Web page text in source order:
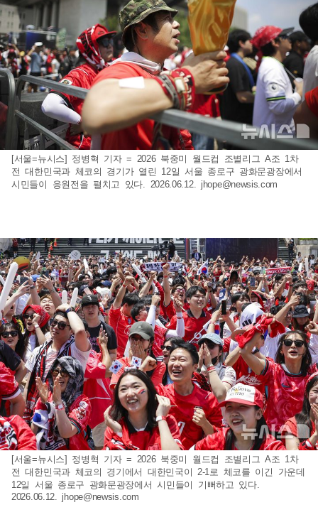
[서울=뉴시스] 정병혁 기자 = 2026 북중미 월드컵 조별리그 A조 1차
전 대한민국과 체코의 경기가 열린 12일 서울 종로구 광화문광장에서
시민들이 응원전을 펼치고 있다. 2026.06.12. jhope@newsis.com
[서울=뉴시스] 정병혁 기자 = 2026 북중미 월드컵 조별리그 A조 1차
전 대한민국과 체코의 경기에서 대한민국이 2-1로 체코를 이긴 가운데
12일 서울 종로구 광화문광장에서 시민들이 기뻐하고 있다.
2026.06.12. jhope@newsis.com